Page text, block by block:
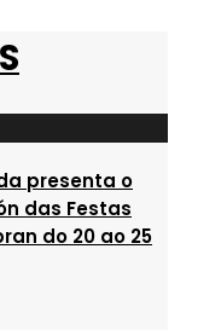
presenta o
das Festas
do 20 ao 25